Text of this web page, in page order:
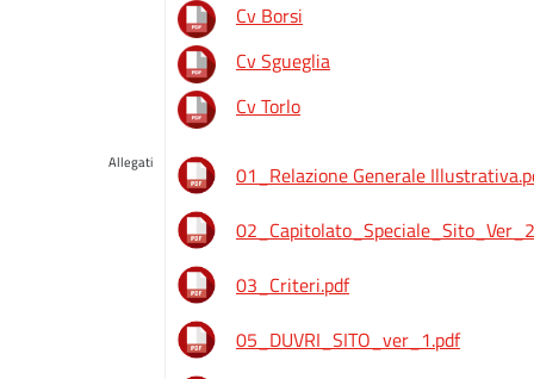
Cv Borsi
Cv Sgueglia
Cv Torlo
Allegati
01_Relazione Generale
03_Criteri.pdf
05_DUVRI_SITO_ver_1.pdf